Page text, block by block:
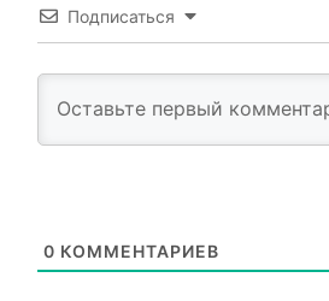
Подписаться
0 КОММЕНТАРИЕВ